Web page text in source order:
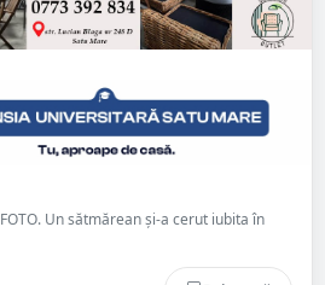
FOTO. Un sătmărean și-a cerut iubita în